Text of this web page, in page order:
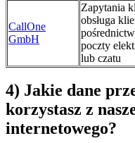
CallOne
GmbH
Zapytania
obsługa
poczty
lub czatu
4) Jakie dane
korzystasz z
internetowego?